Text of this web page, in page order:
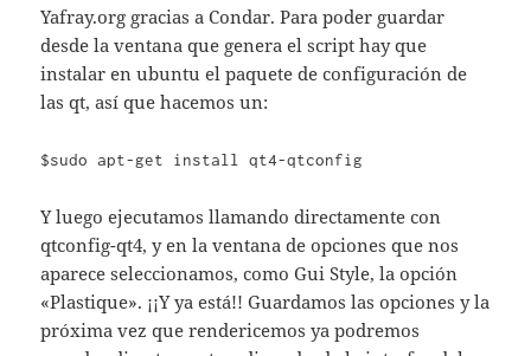
Yafray.org gracias a Condar. Para poder guardar
desde la ventana que genera el script hay que
instalar en ubuntu el paquete de configuración de
las qt, así que hacemos un:
$sudo apt-get install qt4-qtconfig
Y luego ejecutamos llamando directamente con
qtconfig-qt4, y en la ventana de opciones que nos
aparece seleccionamos, como Gui Style, la opción
«Plastique». ¡¡Y ya está!! Guardamos las opciones y la
próxima vez que rendericemos ya podremos